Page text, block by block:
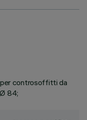
per controsoffitti da
84;